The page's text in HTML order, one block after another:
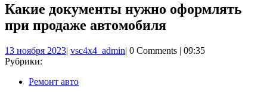
Какие документы нужно оформлять
при продаже автомобиля
13 ноября 202313
| vsc4x4_adminvsc4x4_admin
| 0 Comments | 09:35
Рубрики:
Ремонт авто